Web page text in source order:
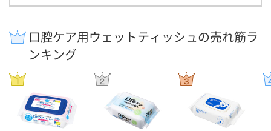
口腔ケア用ウェットティッシュの売れ筋ラ
ンキング